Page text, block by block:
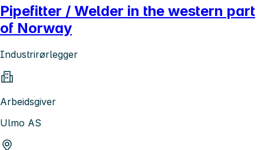
Pipefitter / Welder in the western part
of Norway
Industrirørlegger
Arbeidsgiver
Ulmo AS